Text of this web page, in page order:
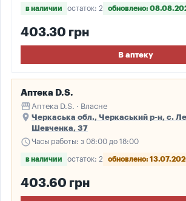
в наличии остаток: 2 обновлено:
403.30 грн
В аптеку
Аптека D.S.
storefront Аптека D.S. · Власне
place Черкаська обл., Черкаський р-н, с.
Шевченка, 37
scheduleЧасы работы: з 08:00 до 18:00
в наличии остаток: 2 обновлено:
403.60 грн